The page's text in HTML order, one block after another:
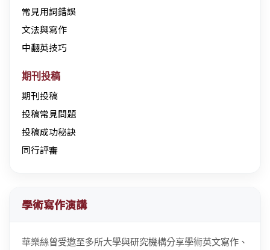
常見用詞錯誤
文法與寫作
中翻英技巧
期刊投稿
期刊投稿
投稿常見問題
投稿成功秘訣
同行評審
學術寫作演講
華樂絲曾受邀至多所大學與研究機構分享學術英文寫作、